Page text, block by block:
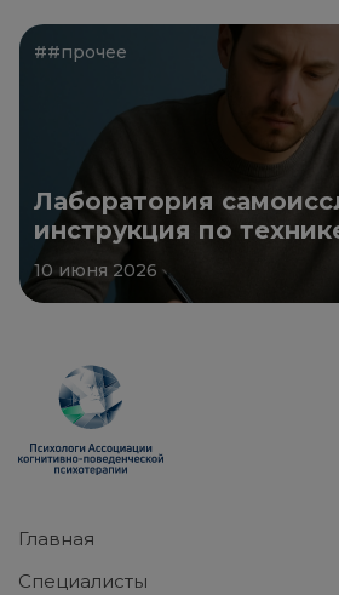
##прочее
Лаборатория
инструкция по
безопасности
10 июня 2026
Главная
Специалисты